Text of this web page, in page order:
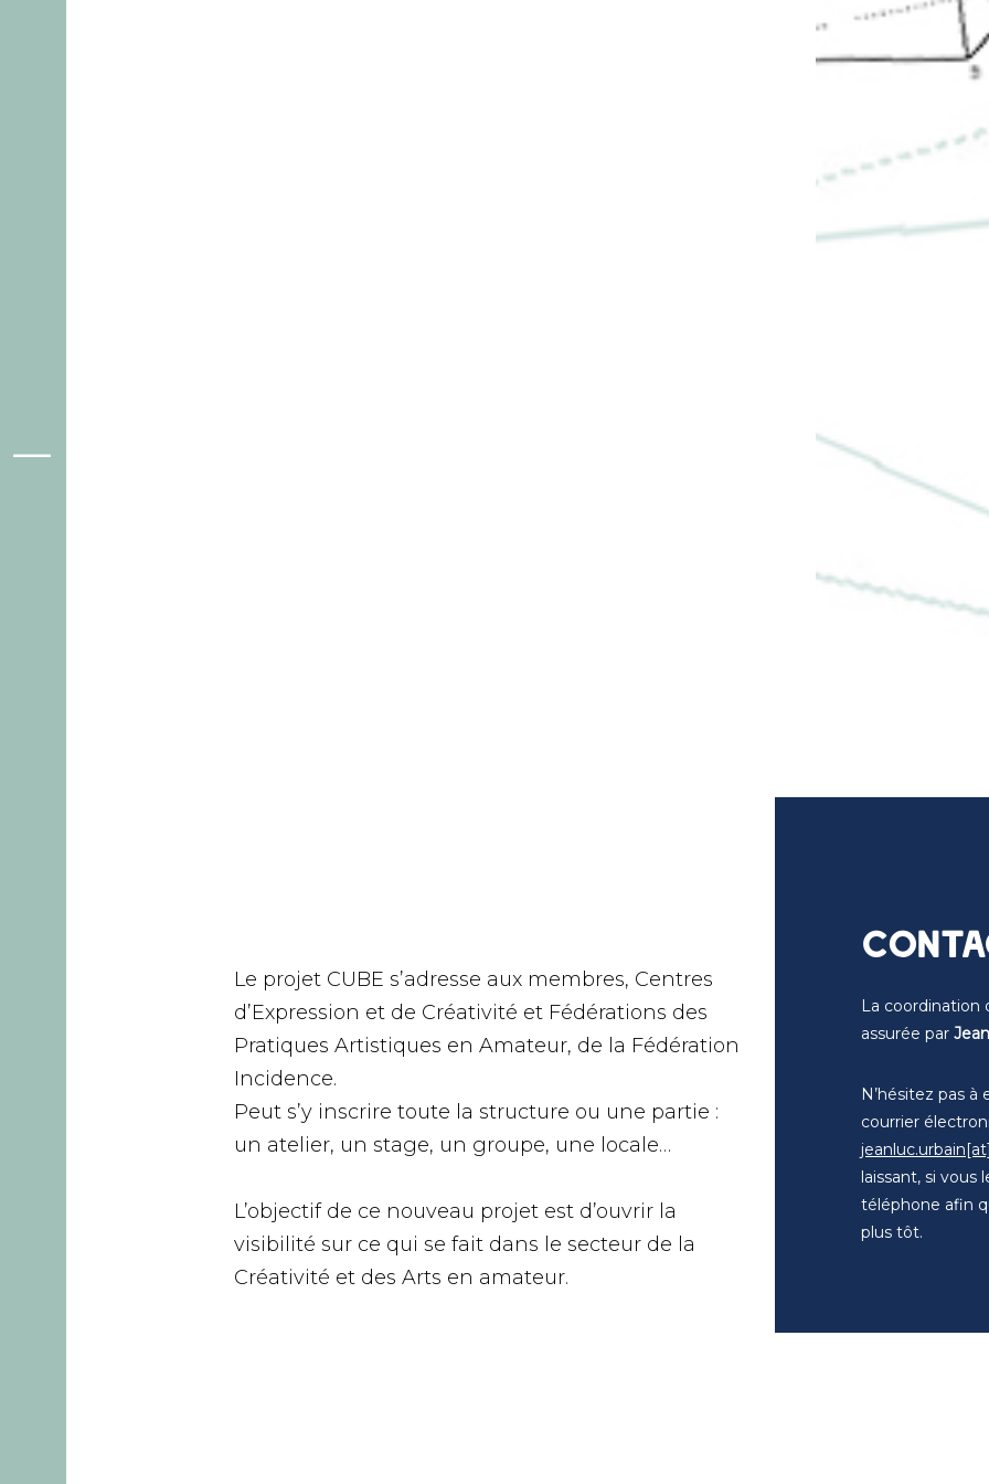
|
Le projet CUBE s’adresse aux membres, Centres
d’Expression et de Créativité et Fédérations des
Pratiques Artistiques en Amateur, de la Fédération
Incidence.
Peut s’y inscrire toute la structure ou une partie :
un atelier, un stage, un groupe, une locale…
L’objectif de ce nouveau projet est d’ouvrir la
visibilité sur ce qui se fait dans le secteur de la
Créativité et des Arts en amateur.
La
assurée par
N’hésitez pas
courrier
laissant, si vous
téléphone afin
plus tôt.